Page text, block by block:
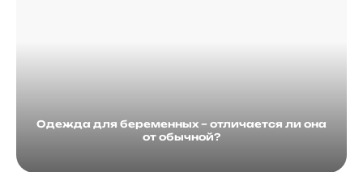
Одежда для беременных – отличается ли она
от обычной?